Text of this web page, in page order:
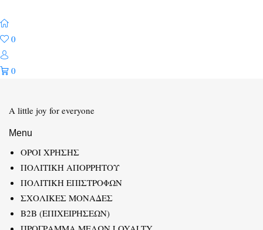
0
0
A little joy for everyone
Menu
ΟΡΟΙ ΧΡΗΣΗΣ
ΠΟΛΙΤΙΚΗ ΑΠΟΡΡΗΤΟΥ
ΠΟΛΙΤΙΚΗ ΕΠΙΣΤΡΟΦΩΝ
ΣΧΟΛΙΚΕΣ ΜΟΝΑΔΕΣ
B2B (ΕΠΙΧΕΙΡΗΣΕΩΝ)